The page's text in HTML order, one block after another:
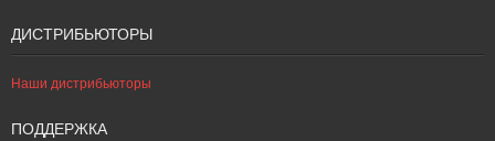
ДИСТРИБЬЮТОРЫ
Наши дистрибьюторы
ПОДДЕРЖКА